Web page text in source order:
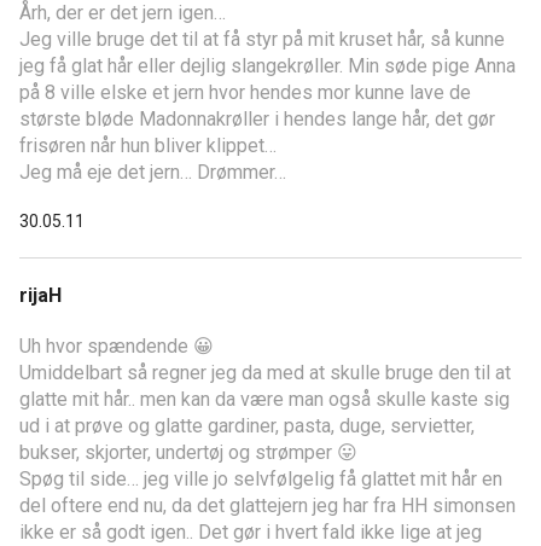
Årh, der er det jern igen…
Jeg ville bruge det til at få styr på mit kruset hår, så kunne
jeg få glat hår eller dejlig slangekrøller. Min søde pige Anna
på 8 ville elske et jern hvor hendes mor kunne lave de
største bløde Madonnakrøller i hendes lange hår, det gør
frisøren når hun bliver klippet…
Jeg må eje det jern… Drømmer…
30.05.11
rijaH
Uh hvor spændende 😀
Umiddelbart så regner jeg da med at skulle bruge den til at
glatte mit hår.. men kan da være man også skulle kaste sig
ud i at prøve og glatte gardiner, pasta, duge, servietter,
bukser, skjorter, undertøj og strømper 😛
Spøg til side… jeg ville jo selvfølgelig få glattet mit hår en
del oftere end nu, da det glattejern jeg har fra HH simonsen
ikke er så godt igen.. Det gør i hvert fald ikke lige at jeg